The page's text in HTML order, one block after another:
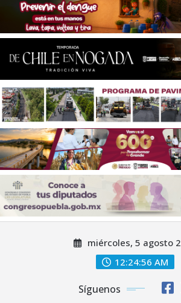
miércoles, 5 agosto
12:24:59 AM
Síguenos